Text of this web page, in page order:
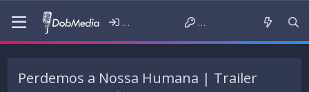
Iniciar sessão Criar conta
Perdemos a Nossa Humana | Trailer